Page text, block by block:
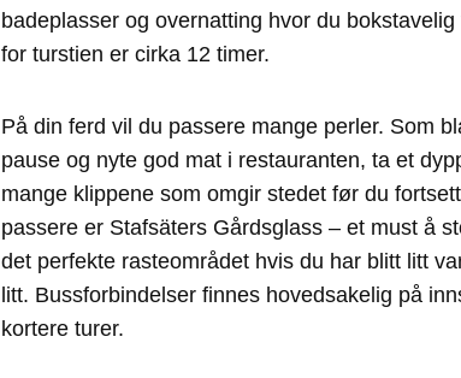
badeplasser og overnatting hvor du
for turstien er cirka 12 timer.
På din ferd vil du passere mange perler. Som
pause og nyte god mat i restauranten, ta et
mange klippene som omgir stedet før du
passere er Stafsäters Gårdsglass – et must å
det perfekte rasteområdet hvis du har blitt litt
litt. Bussforbindelser finnes hovedsakelig på
kortere turer.